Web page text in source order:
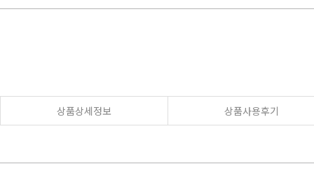
상품상세정보 상품사용후기